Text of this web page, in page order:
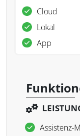
Cloud
Lokal
App
Assistenz-